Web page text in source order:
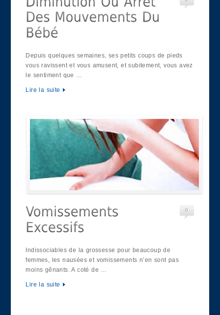
Depuis quelques semaines, ses petits coups de pieds
vous ravissent et vous amusent, et subitement, vous avez
le sentiment que …
Lire la suite
0
Indissociables de la grossesse pour beaucoup de
femmes, les nausées et vomissements n’en sont pas
moins gênants. A coté de …
Lire la suite